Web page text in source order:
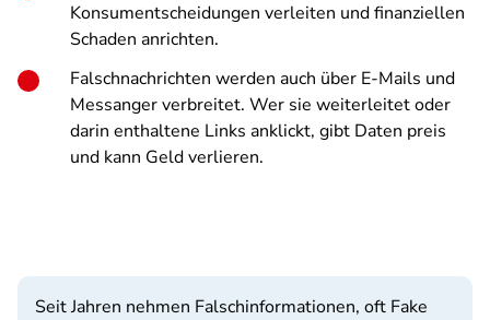
Konsumentscheidungen verleiten und finanziellen
Schaden anrichten.
Falschnachrichten werden auch über E-Mails und
Messanger verbreitet. Wer sie weiterleitet oder
darin enthaltene Links anklickt, gibt Daten preis
und kann Geld verlieren.
Seit Jahren nehmen Falschinformationen, oft Fake